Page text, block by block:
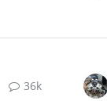
36k